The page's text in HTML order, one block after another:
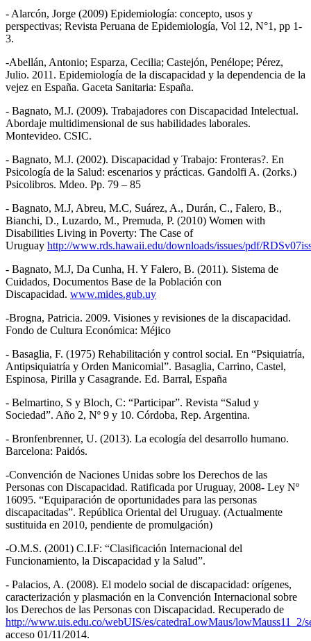
- Alarcón, Jorge (2009) Epidemiología: concepto, usos y
perspectivas; Revista Peruana de Epidemiología, Vol 12, N°1, pp 1-
3.
-Abellán, Antonio; Esparza, Cecilia; Castejón, Penélope; Pérez,
Julio. 2011. Epidemiología de la discapacidad y la dependencia de la
vejez en España. Gaceta Sanitaria: España.
- Bagnato, M.J. (2009). Trabajadores con Discapacidad Intelectual.
Abordaje multidimensional de sus habilidades laborales.
Montevideo. CSIC.
- Bagnato, M.J. (2002). Discapacidad y Trabajo: Fronteras?. En
Psicología de la Salud: escenarios y prácticas. Gandolfi A. (2orks.)
Psicolibros. Mdeo. Pp. 79 – 85
- Bagnato, M.J, Abreu, M.C, Suárez, A., Durán, C., Falero, B.,
Bianchi, D., Luzardo, M., Premuda, P. (2010) Women with
Disabilities Living in Poverty: The Case of
Uruguay http://www.rds.hawaii.edu/downloads/issues/pdf/
- Bagnato, M.J, Da Cunha, H. Y Falero, B. (2011). Sistema de
Cuidados, Documentos Base de la Población con
Discapacidad. www.mides.gub.uy
-Brogna, Patricia. 2009. Visiones y revisiones de la discapacidad.
Fondo de Cultura Económica: Méjico
- Basaglia, F. (1975) Rehabilitación y control social. En “Psiquiatría,
Antipsiquiatría y Orden Manicomial”. Basaglia, Carrino, Castel,
Espinosa, Pirilla y Casagrande. Ed. Barral, España
- Belmartino, S y Bloch, C: “Participar”. Revista “Salud y
Sociedad”. Año 2, Nº 9 y 10. Córdoba, Rep. Argentina.
- Bronfenbrenner, U. (2013). La ecología del desarrollo humano.
Barcelona: Paidós.
-Convención de Naciones Unidas sobre los Derechos de las
Personas con Discapacidad. Ratificada por Uruguay, 2008- Ley Nº
16095. “Equiparación de oportunidades para las personas
discapacitadas”. República Oriental del Uruguay. (Actualmente
sustituida en 2010, pendiente de promulgación)
-O.M.S. (2001) C.I.F: “Clasificación Internacional del
Funcionamiento, la Discapacidad y la Salud”.
- Palacios, A. (2008). El modelo social de discapacidad: orígenes,
caracterización y plasmación en la Convención Internacional sobre
los Derechos de las Personas con Discapacidad. Recuperado de
http://www.uis.edu.co/webUIS/es/catedraLowMaus/lowMauss11_2/
acceso 01/11/2014.